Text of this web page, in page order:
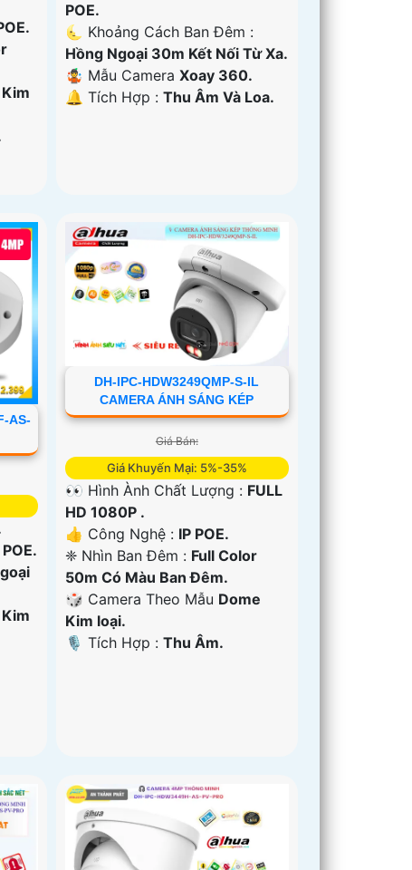
POE.
🌜 Khoảng Cách Ban Đêm :
Hồng Ngoại 30m Kết Nối Từ Xa.
🤹 Mẫu CameraXoay 360.
️🔔 Tích Hợp :Thu Âm Và Loa.
AS-
POE.
DH-IPC-HDW3249QMP-S-IL
CAMERA ÁNH SÁNG KÉP
Giá Bán:
Giá Khuyến Mại: 5%-35%
👀 Hình Ành Chất Lượng : FULL
HD 1080P .
👍 Công Nghệ : IP POE.
❈ Nhìn Ban Đêm : Full Color
50m Có Màu Ban Ðêm.
🎲 Camera Theo Mẫu Dome
Kim loại.
️🎙 Tích Hợp :Thu Âm.